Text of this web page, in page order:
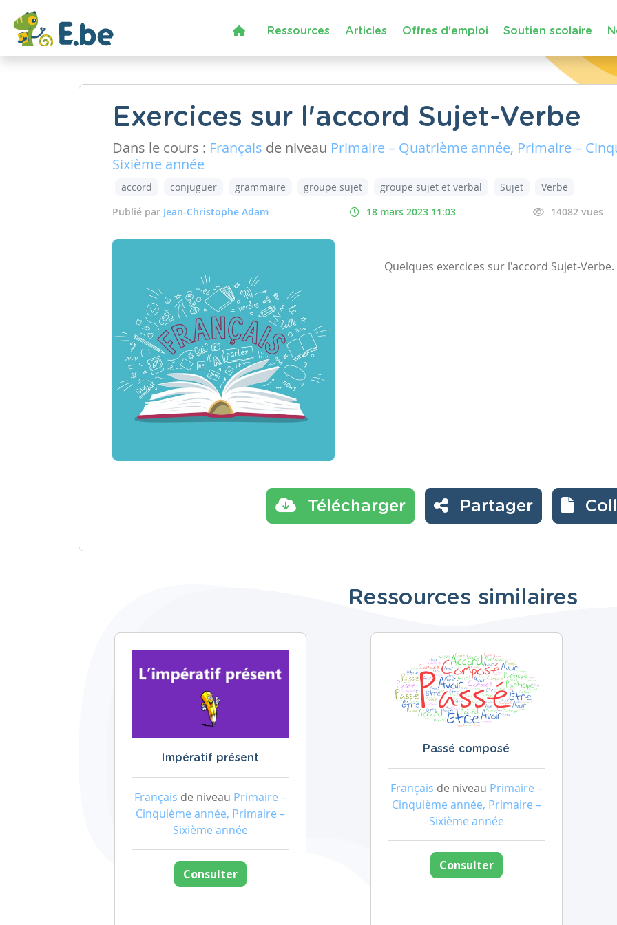
Ressources Articles Offres d'emploi Soutien scolaire
Exercices sur l'accord Sujet-Verbe
Dans le cours : Français de niveau Primaire – Quatrième année, Primaire –
Sixième année
accord conjuguer grammaire groupe sujet groupe sujet et verbal Sujet
Verbe
Publié par Jean-Christophe Adam 18 mars 2023 11:03 14082 vues
Quelques exercices sur l'accord Sujet-Verbe.
Télécharger Partager
Ressources similaires
Impératif présent
Français de niveau Primaire –
Cinquième année, Primaire –
Sixième année
Consulter
Passé composé
Français de niveau Primaire –
Cinquième année, Primaire –
Sixième année
Consulter